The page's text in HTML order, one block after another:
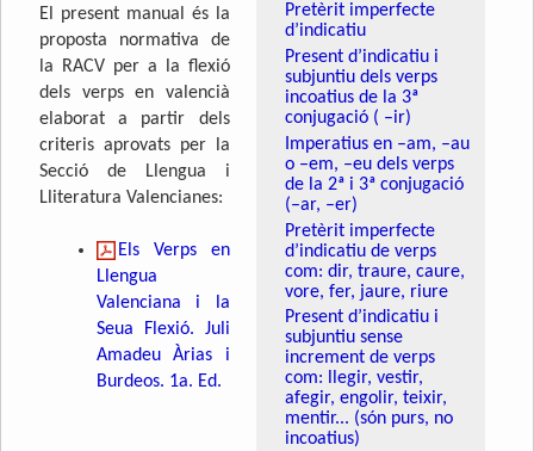
Pretèrit imperfecte
d’indicatiu
Present d’indicatiu i
subjuntiu dels verps
incoatius de la 3ª
conjugació ( –ir)
Imperatius en –am, –au
o –em, –eu dels verps
de la 2ª i 3ª conjugació
(–ar, –er)
Pretèrit imperfecte
d’indicatiu de verps
com: dir, traure, caure,
vore, fer, jaure, riure
Present d’indicatiu i
subjuntiu sense
increment de verps
com: llegir, vestir,
afegir, engolir, teixir,
mentir... (són purs, no
incoatius)
El present manual és la
proposta normativa de
la RACV per a la flexió
dels verps en valencià
elaborat a partir dels
criteris aprovats per la
Secció de Llengua i
Lliteratura Valencianes:
Els Verps en
Llengua
Valenciana i la
Seua Flexió. Juli
Amadeu Àrias i
Burdeos. 1a. Ed.